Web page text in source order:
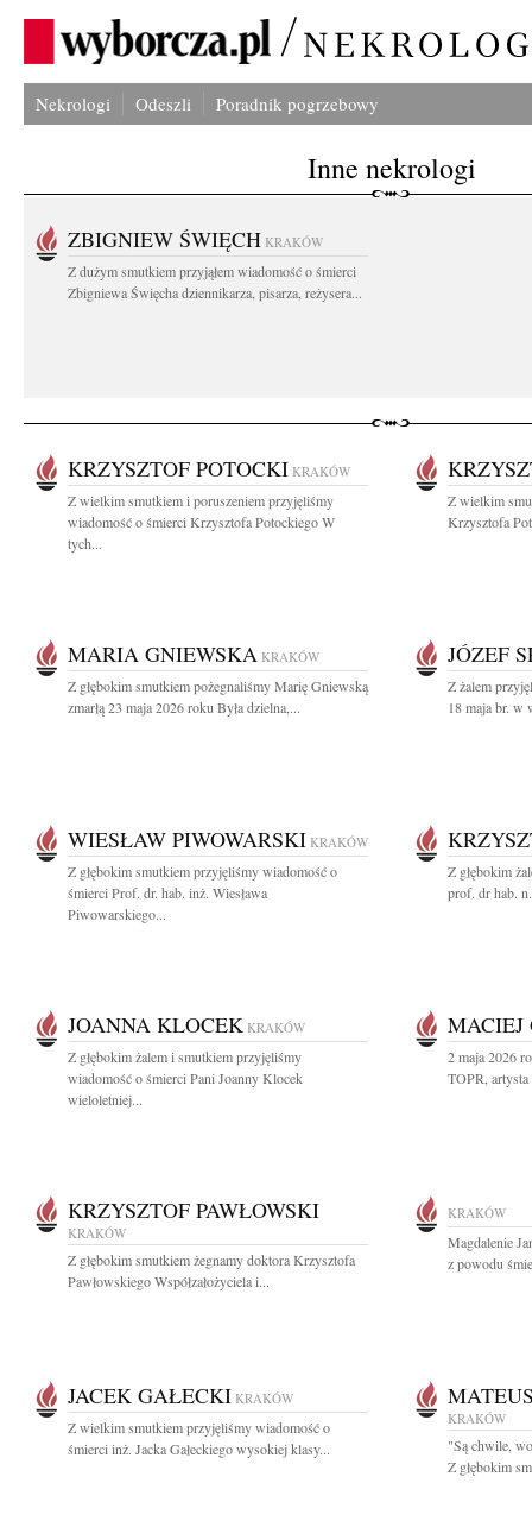
Nekrologi Odeszli Poradnik pogrzebowy
Inne nekrologi
ZBIGNIEW ŚWIĘCH KRAKÓW
Z dużym smutkiem przyjąłem wiadomość o śmierci
Zbigniewa Święcha dziennikarza, pisarza, reżysera...
KRZYSZTOF POTOCKI KRAKÓW
Z wielkim smutkiem i poruszeniem przyjęliśmy
wiadomość o śmierci Krzysztofa Potockiego W
tych...
Z wielkim
Krzysztofa
MARIA GNIEWSKA KRAKÓW
Z głębokim smutkiem pożegnaliśmy Marię Gniewską
zmarłą 23 maja 2026 roku Była dzielna,...
JÓZEF
Z żalem
18 maja br. w
WIESŁAW PIWOWARSKI KRAKÓW
Z głębokim smutkiem przyjęliśmy wiadomość o
śmierci Prof. dr. hab. inż. Wiesława
Piwowarskiego...
Z głębokim
prof. dr hab.
JOANNA KLOCEK KRAKÓW
Z głębokim żalem i smutkiem przyjęliśmy
wiadomość o śmierci Pani Joanny Klocek
wieloletniej...
MACIEJ
2 maja 2026
TOPR,
KRZYSZTOF PAWŁOWSKI
KRAKÓW
Z głębokim smutkiem żegnamy doktora Krzysztofa
Pawłowskiego Współzałożyciela i...
KRAKÓW
Magdalenie
z powodu
JACEK GAŁECKI KRAKÓW
Z wielkim smutkiem przyjęliśmy wiadomość o
śmierci inż. Jacka Gałeckiego wysokiej klasy...
KRAKÓW
"Są chwile,
Z głębokim